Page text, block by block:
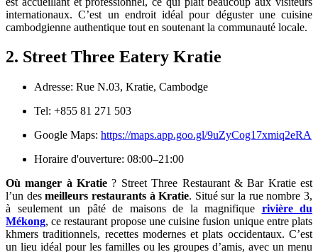
internationaux. C’est un endroit idéal pour déguster une cuisine
cambodgienne authentique tout en soutenant la communauté locale.
2. Street Three Eatery Kratie
Adresse: Rue N.03, Kratie, Cambodge
Tel: +855 81 271 503
Google Maps: https://maps.app.goo.gl/9uZyCog17xmiq2eRA
Horaire d'ouverture: 08:00–21:00
Où manger à Kratie ? Street Three Restaurant & Bar Kratie est
l’un desmeilleurs restaurants à Kratie. Situé sur la rue nombre 3,
à seulement un pâté de maisons de la magnifique rivière du
Mékong, ce restaurant propose une cuisine fusion unique entre plats
khmers traditionnels, recettes modernes et plats occidentaux. C’est
un lieu idéal pour les familles ou les groupes d’amis, avec un menu